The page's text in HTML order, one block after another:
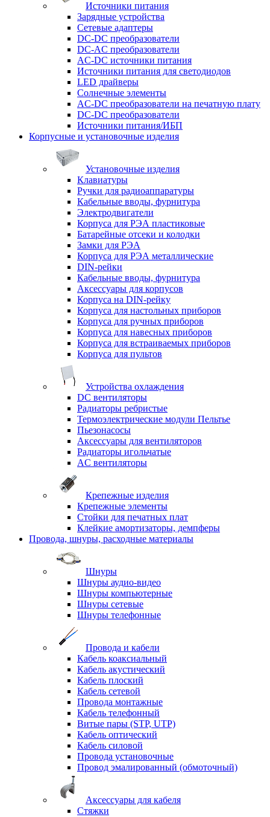
Источники питания
Зарядные устройства
Сетевые адаптеры
DC-DC преобразователи
DC-AC преобразователи
AC-DC источники питания
Источники питания для светодиодов
LED драйверы
Солнечные элементы
AC-DC преобразователи на печатную плату
DC-DC преобразователи
Источники питания/ИБП
Корпусные и установочные изделия
Установочные изделия
Клавиатуры
Ручки для радиоаппаратуры
Кабельные вводы, фурнитура
Электродвигатели
Корпуса для РЭА пластиковые
Батарейные отсеки и колодки
Замки для РЭА
Корпуса для РЭА металлические
DIN-рейки
Кабельные вводы, фурнитура
Аксессуары для корпусов
Корпуса на DIN-рейку
Корпуса для настольных приборов
Корпуса для ручных приборов
Корпуса для навесных приборов
Корпуса для встраиваемых приборов
Корпуса для пультов
Устройства охлаждения
DC вентиляторы
Радиаторы ребристые
Термоэлектрические модули Пельтье
Пьезонасосы
Аксессуары для вентиляторов
Радиаторы игольчатые
AC вентиляторы
Крепежные изделия
Крепежные элементы
Стойки для печатных плат
Клейкие амортизаторы, демпферы
Провода, шнуры, расходные материалы
Шнуры
Шнуры аудио-видео
Шнуры компьютерные
Шнуры сетевые
Шнуры телефонные
Провода и кабели
Кабель коаксиальный
Кабель акустический
Кабель плоский
Кабель сетевой
Провода монтажные
Кабель телефонный
Витые пары (STP, UTP)
Кабель оптический
Кабель силовой
Провода установочные
Провод эмалированный (обмоточный)
Аксессуары для кабеля
Стяжки